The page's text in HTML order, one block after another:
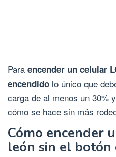
Para encender un celular
encendido lo único que
carga de al menos un 30%
cómo se hace sin más
Cómo encender
león sin el botón